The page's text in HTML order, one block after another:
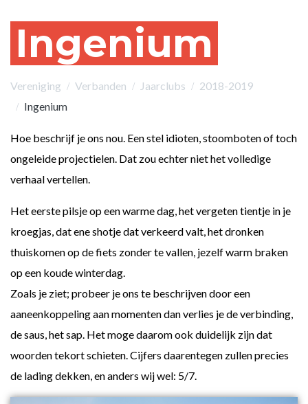
Ingenium
Vereniging Verbanden Jaarclubs
2018-2019
Ingenium
Hoe beschrijf je ons nou. Een stel idioten, stoomboten of toch
ongeleide projectielen. Dat zou echter niet het volledige
verhaal vertellen.
Het eerste pilsje op een warme dag, het vergeten tientje in je
kroegjas, dat ene shotje dat verkeerd valt, het dronken
thuiskomen op de fiets zonder te vallen, jezelf warm braken
op een koude winterdag.
Zoals je ziet; probeer je ons te beschrijven door een
aaneenkoppeling aan momenten dan verlies je de verbinding,
de saus, het sap. Het moge daarom ook duidelijk zijn dat
woorden tekort schieten. Cijfers daarentegen zullen precies
de lading dekken, en anders wij wel: 5/7.